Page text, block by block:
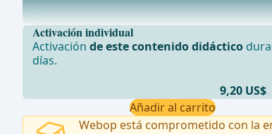
Todas las ramas impares de la aorta
Activación individual
Activaciónde este contenido didáctico
días.
9,20 US$
Añadir al carrito
Webop está comprometido con la